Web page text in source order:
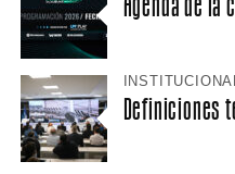
INSTITUCIONAL
Definiciones